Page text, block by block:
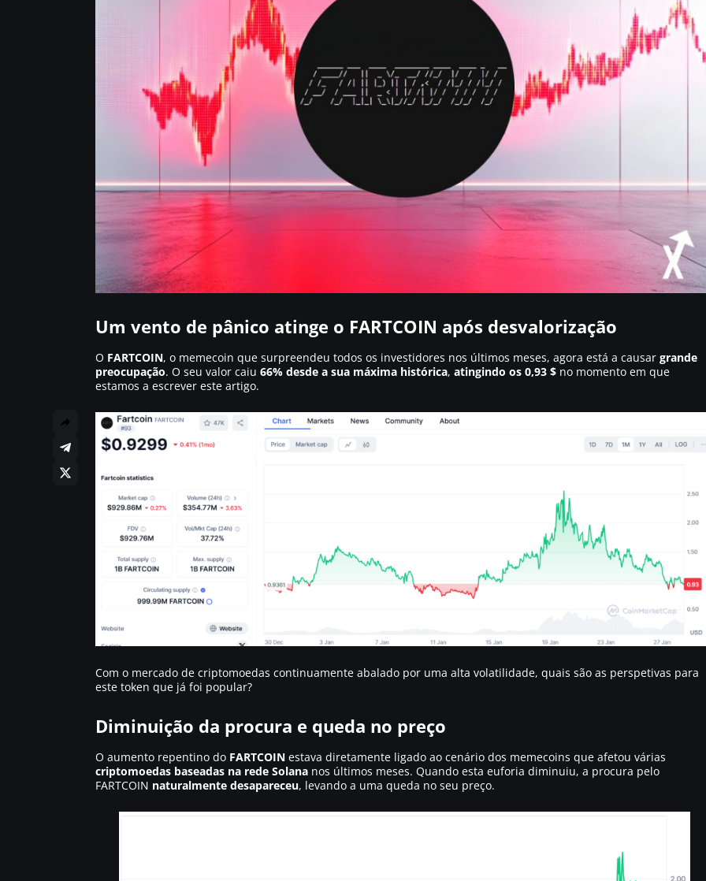
Um vento de pânico atinge o FARTCOIN após desvalorização
O FARTCOIN, o memecoin que surpreendeu todos os investidores nos últimos meses, agora está a causar grande
preocupação. O seu valor caiu 66% desde a sua máxima histórica, atingindo os 0,93 $ no momento em que
estamos a escrever este artigo.
Com o mercado de criptomoedas continuamente abalado por uma alta volatilidade, quais são as perspetivas para
este token que já foi popular?
Diminuição da procura e queda no preço
O aumento repentino do FARTCOIN estava diretamente ligado ao cenário dos memecoins que afetou várias
criptomoedas baseadas na rede Solana nos últimos meses. Quando esta euforia diminuiu, a procura pelo
FARTCOIN naturalmente desapareceu, levando a uma queda no seu preço.